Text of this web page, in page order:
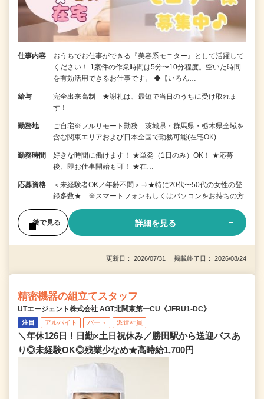
仕事内容
おうちでお仕事ができる『美容系モニター』として活躍して
ください！ 1案件の作業時間は5分〜10分程度。空いた時間
を有効活用できるお仕事です。 ◆【いろん…
給与
完全出来高制 ★謝礼は、最短で当日のうちに受け取れま
す！
勤務地
ご自宅※フルリモート勤務 茨城県・群馬県・栃木県全域を
含む関東エリアおよび日本全国で勤務可能(在宅OK)
勤務時間
好きな時間に働けます！ ★単発（1日のみ）OK！ ★応募
後、即お仕事開始も可！ ★在…
応募資格
＜未経験者OK／年齢不問＞⇒★特に20代〜50代の女性の登
録多数★ ※スマートフォンもしくはパソコンをお持ちの方
後で見る 詳細を見る
更新日： 2026/07/31 掲載終了日： 2026/08/24
精密機器の組立てスタッフ
UTエージェント株式会社 AGT北関東第一CU《JFRU1-DC》
注目 アルバイト パート 派遣社員
＼年休126日！日勤×土日祝休み／勝田駅から送迎バスあ
り◎未経験OK◎残業少なめ★高時給1,700円